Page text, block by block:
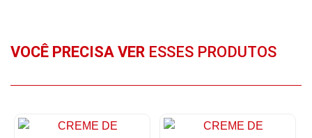
VOCÊ PRECISA VER ESSES PRODUTOS